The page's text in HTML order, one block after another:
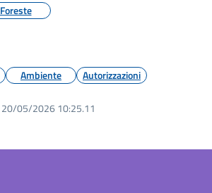
Foreste
Ambiente Autorizzazioni
20/05/2026 10:25.11